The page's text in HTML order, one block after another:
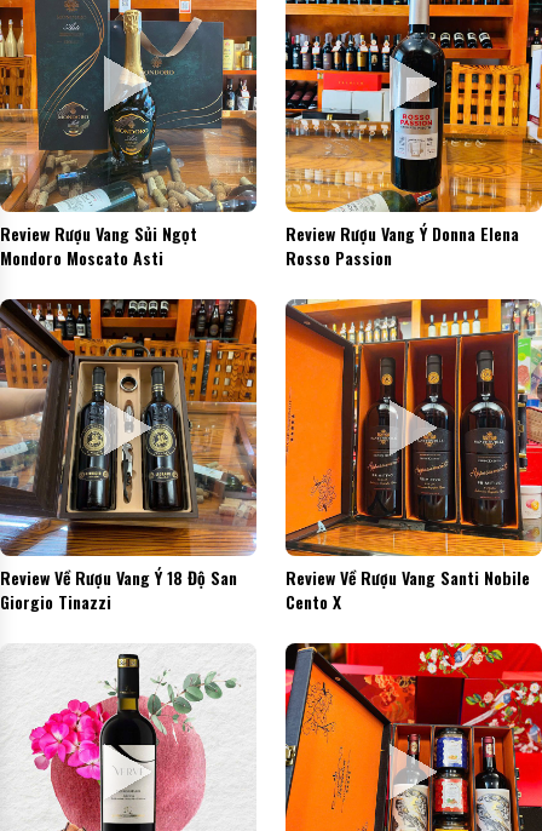
Review Rượu Vang Sủi Ngọt
Mondoro Moscato Asti
Review Rượu Vang Ý Donna Elena
Rosso Passion
Review Về Rượu Vang Ý 18 Độ San
Giorgio Tinazzi
Review Về Rượu Vang Santi Nobile
Cento X